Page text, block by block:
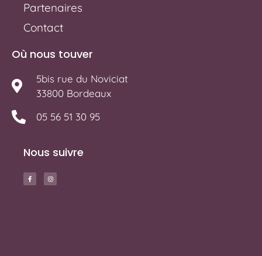
Partenaires
Contact
Où nous touver
5bis rue du Noviciat
33800 Bordeaux
05 56 51 30 95
Nous suivre